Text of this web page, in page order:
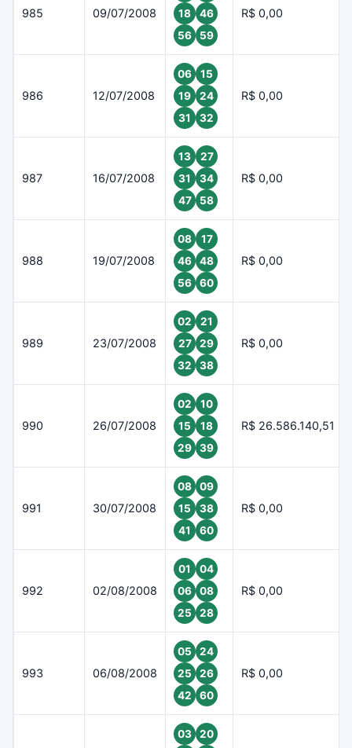
985 09/07/2008
18
46
56
59
R$ 0,00
986 12/07/2008
06
15
19
24
31
32
R$ 0,00
987 16/07/2008
13
27
31
34
47
58
R$ 0,00
988 19/07/2008
08
17
46
48
56
60
R$ 0,00
989 23/07/2008
02
21
27
29
32
38
R$ 0,00
990 26/07/2008
02
10
15
18
29
39
R$ 26.586.140,51
991 30/07/2008
08
09
15
38
41
60
R$ 0,00
992 02/08/2008
01
04
06
08
25
28
R$ 0,00
993 06/08/2008
05
24
25
26
42
60
R$ 0,00
03
20